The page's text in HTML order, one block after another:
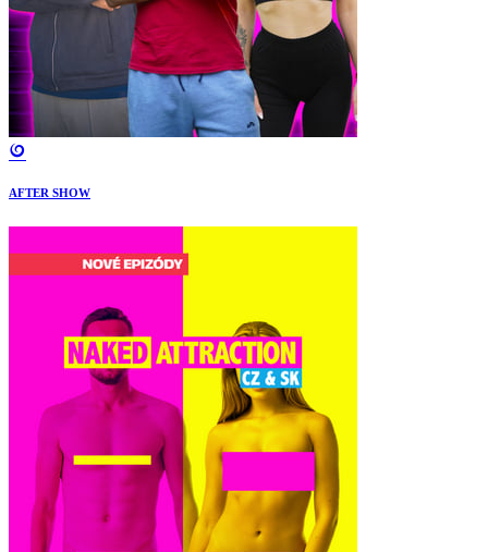
AFTER SHOW